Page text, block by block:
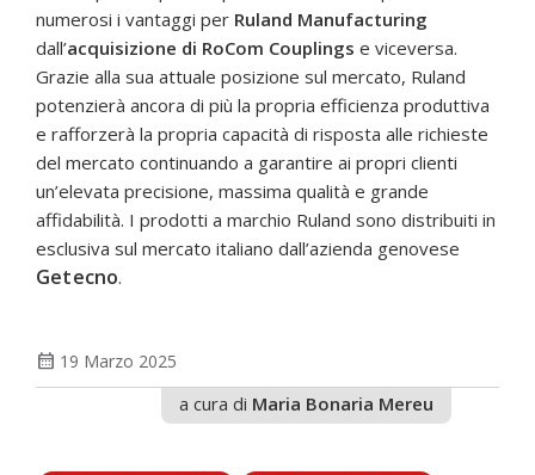
numerosi i vantaggi per Ruland Manufacturing
dall’acquisizione di RoCom Couplings e viceversa.
Grazie alla sua attuale posizione sul mercato, Ruland
potenzierà ancora di più la propria efficienza produttiva
e rafforzerà la propria capacità di risposta alle richieste
del mercato continuando a garantire ai propri clienti
un’elevata precisione, massima qualità e grande
affidabilità. I prodotti a marchio Ruland sono distribuiti in
esclusiva sul mercato italiano dall’azienda genovese
Getecno.
calendar_month 19 Marzo 2025
a cura di Maria Bonaria Mereu